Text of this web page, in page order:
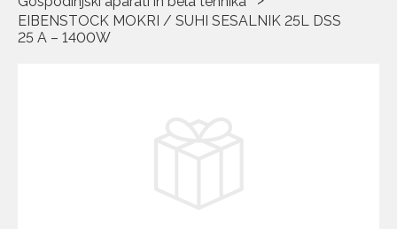
EIBENSTOCK MOKRI / SUHI SESALNIK 25L DSS
25 A – 1400W